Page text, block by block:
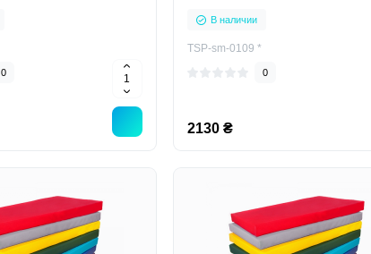
0
В наличии
TSP-sm-0109 *
0
2130 ₴